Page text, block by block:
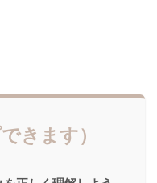
きます）